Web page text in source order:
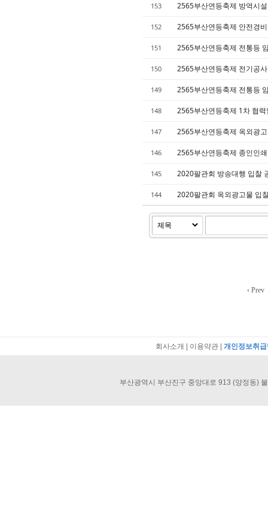
153 2565부산연등축제 방역시
152 2565부산연등축제 안전경
151 2565부산연등축제 전통등
150 2565부산연등축제 전기공
149 2565부산연등축제 전통등
148 2565부산연등축제 1차 협
147 2565부산연등축제 옥외광
146 2565부산연등축제 종인인
145 2020팔관회 방송대행 입찰
144 2020팔관회 옥외광고물 입
‹ Prev
회사소개 이용약관 |개인정보취
부산광역시 부산진구 중앙대로 913 (양정동)